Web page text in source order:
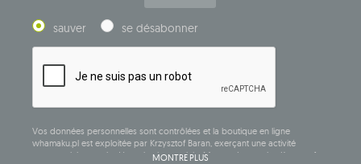
sauver se désabonner
Vos données personnelles sont contrôlées et la boutique en ligne
whamaku.pl est exploitée par Krzysztof Baran, exerçant une activité
commerciale sous la dénomination sociale: Mouton Interactive Krzysztof
MONTRE PLUS